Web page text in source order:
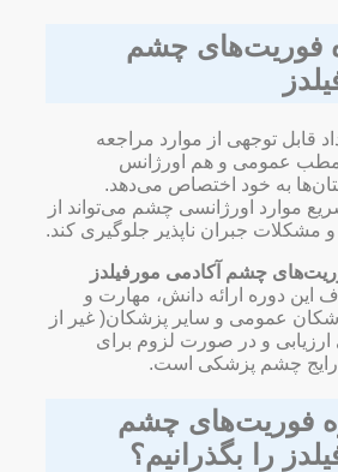
فوریت‌های چشم
قابل توجهی از موارد مراجعه
مطب عمومی و هم اورژانس
به خود اختصاص می‌دهد.
موارد اورژانسی چشم می‌تواند از
و مشکلات جبران ناپذیر جلوگیری کند.
چشم آکادمی مورفیلدز
دوره ارائه دانش، مهارت و
عمومی و سایر پزشکان( غیر از
و در صورت لزوم برای
رایج چشم پزشکی است.
فوریت‌های چشم
را بگذرانیم؟